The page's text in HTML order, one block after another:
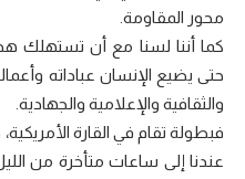
محور المقاومة.
كما أننا لسنا مع أن تستهلك
حتى يضيع الإنسان عباداته
والثقافية والإعلامية والجهادية.
فبطولة تقام في القارة
عندنا إلى ساعات متأخرة من